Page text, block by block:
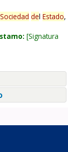
Sociedad del Estado,
Signatura